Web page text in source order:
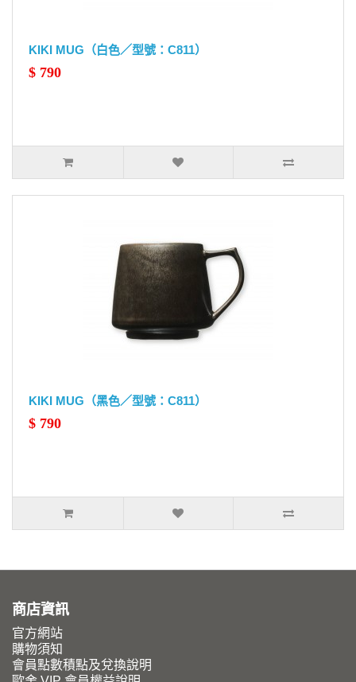
KIKI MUG（白色／型號：C811）
$ 790
KIKI MUG（黑色／型號：C811）
$ 790
商店資訊
官方網站
購物須知
會員點數積點及兌換說明